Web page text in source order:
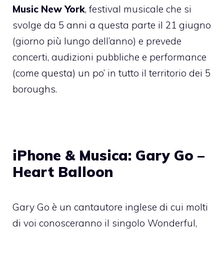
Music New York, festival musicale che si
svolge da 5 anni a questa parte il 21 giugno
(giorno più lungo dell’anno) e prevede
concerti, audizioni pubbliche e performance
(come questa) un po’ in tutto il territorio dei 5
boroughs.
iPhone & Musica: Gary Go –
Heart Balloon
Gary Go è un cantautore inglese di cui molti
di voi conosceranno il singolo Wonderful,